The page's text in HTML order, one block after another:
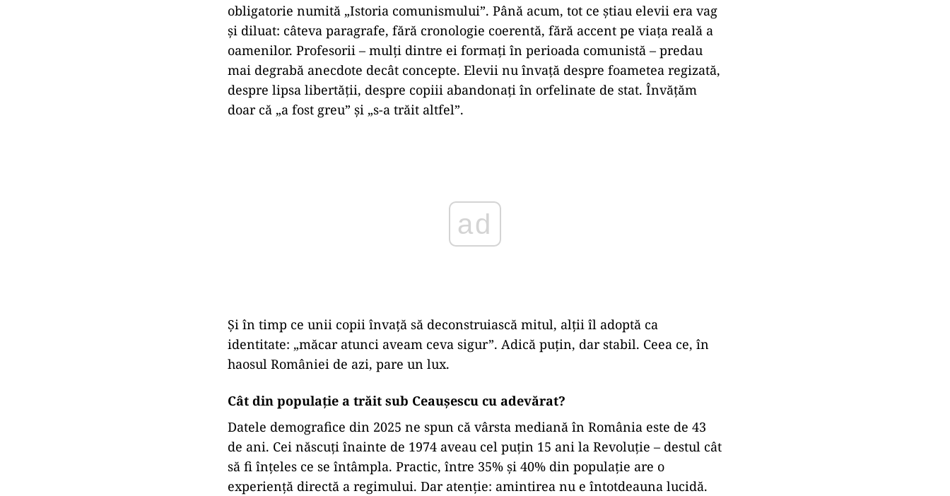
obligatorie numită „Istoria comunismului”. Până acum, tot ce știau elevii era vag
și diluat: câteva paragrafe, fără cronologie coerentă, fără accent pe viața reală a
oamenilor. Profesorii – mulți dintre ei formați în perioada comunistă – predau
mai degrabă anecdote decât concepte. Elevii nu învață despre foametea regizată,
despre lipsa libertății, despre copiii abandonați în orfelinate de stat. Învățăm
doar că „a fost greu” și „s-a trăit altfel”.
ad
Și în timp ce unii copii învață să deconstruiască mitul, alții îl adoptă ca
identitate: „măcar atunci aveam ceva sigur”. Adică puțin, dar stabil. Ceea ce, în
haosul României de azi, pare un lux.
Cât din populație a trăit sub Ceaușescu cu adevărat?
Datele demografice din 2025 ne spun că vârsta mediană în România este de 43
de ani. Cei născuți înainte de 1974 aveau cel puțin 15 ani la Revoluție – destul cât
să fi înțeles ce se întâmpla. Practic, între 35% și 40% din populație are o
experiență directă a regimului. Dar atenție: amintirea nu e întotdeauna lucidă.